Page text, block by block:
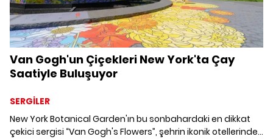
Van Gogh'un Çiçekleri New York'ta Çay
Saatiyle Buluşuyor
SERGİLER
New York Botanical Garden'ın bu sonbahardaki en dikkat
çekici sergisi “Van Gogh's Flowers”, şehrin ikonik otellerinden